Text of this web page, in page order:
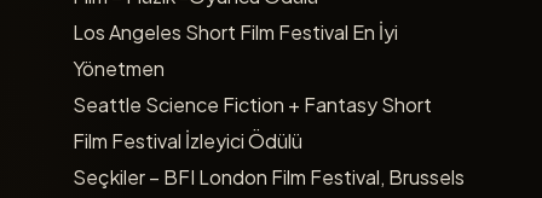
Los Angeles Short Film Festival En İyi
Yönetmen
Seattle Science Fiction + Fantasy Short
Film Festival İzleyici Ödülü
Seçkiler – BFI London Film Festival, Brussels